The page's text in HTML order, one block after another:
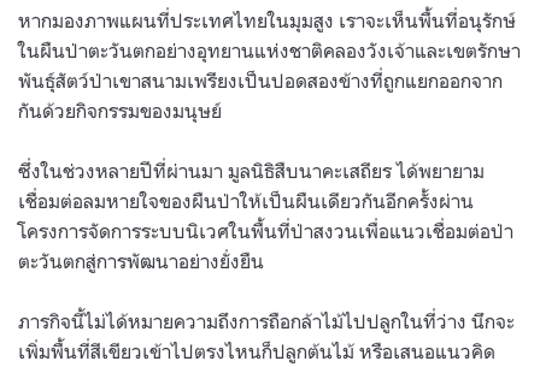
หากมองภาพแผนที่ประเทศไทยในมุมสูง เราจะเห็นพื้นที่อนุรักษ์
ในผืนป่าตะวันตกอย่างอุทยานแห่งชาติคลองวังเจ้าและเขตรักษา
พันธุ์สัตว์ป่าเขาสนามเพรียงเป็นปอดสองข้างที่ถูกแยกออกจาก
กันด้วยกิจกรรมของมนุษย์
ซึ่งในช่วงหลายปีที่ผ่านมา มูลนิธิสืบนาคะเสถียร ได้พยายาม
เชื่อมต่อลมหายใจของผืนป่าให้เป็นผืนเดียวกันอีกครั้งผ่าน
โครงการจัดการระบบนิเวศในพื้นที่ป่าสงวนเพื่อแนวเชื่อมต่อป่า
ตะวันตกสู่การพัฒนาอย่างยั่งยืน
ภารกิจนี้ไม่ได้หมายความถึงการถือกล้าไม้ไปปลูกในที่ว่าง นึกจะ
เพิ่มพื้นที่สีเขียวเข้าไปตรงไหนก็ปลูกต้นไม้ หรือเสนอแนวคิด